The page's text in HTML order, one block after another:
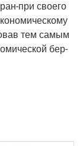
при сво­е­го
тем самым
бер­